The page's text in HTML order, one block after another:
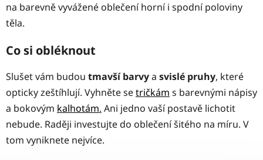
na barevně vyvážené oblečení horní i spodní poloviny
těla.
Co si obléknout
Slušet vám budou tmavší barvya svislé pruhy, které
opticky zeštíhlují. Vyhněte setričkám s barevnými nápisy
a bokovým kalhotám. Ani jedno vaší postavě lichotit
nebude. Raději investujte do oblečení šitého na míru. V
tom vyniknete nejvíce.